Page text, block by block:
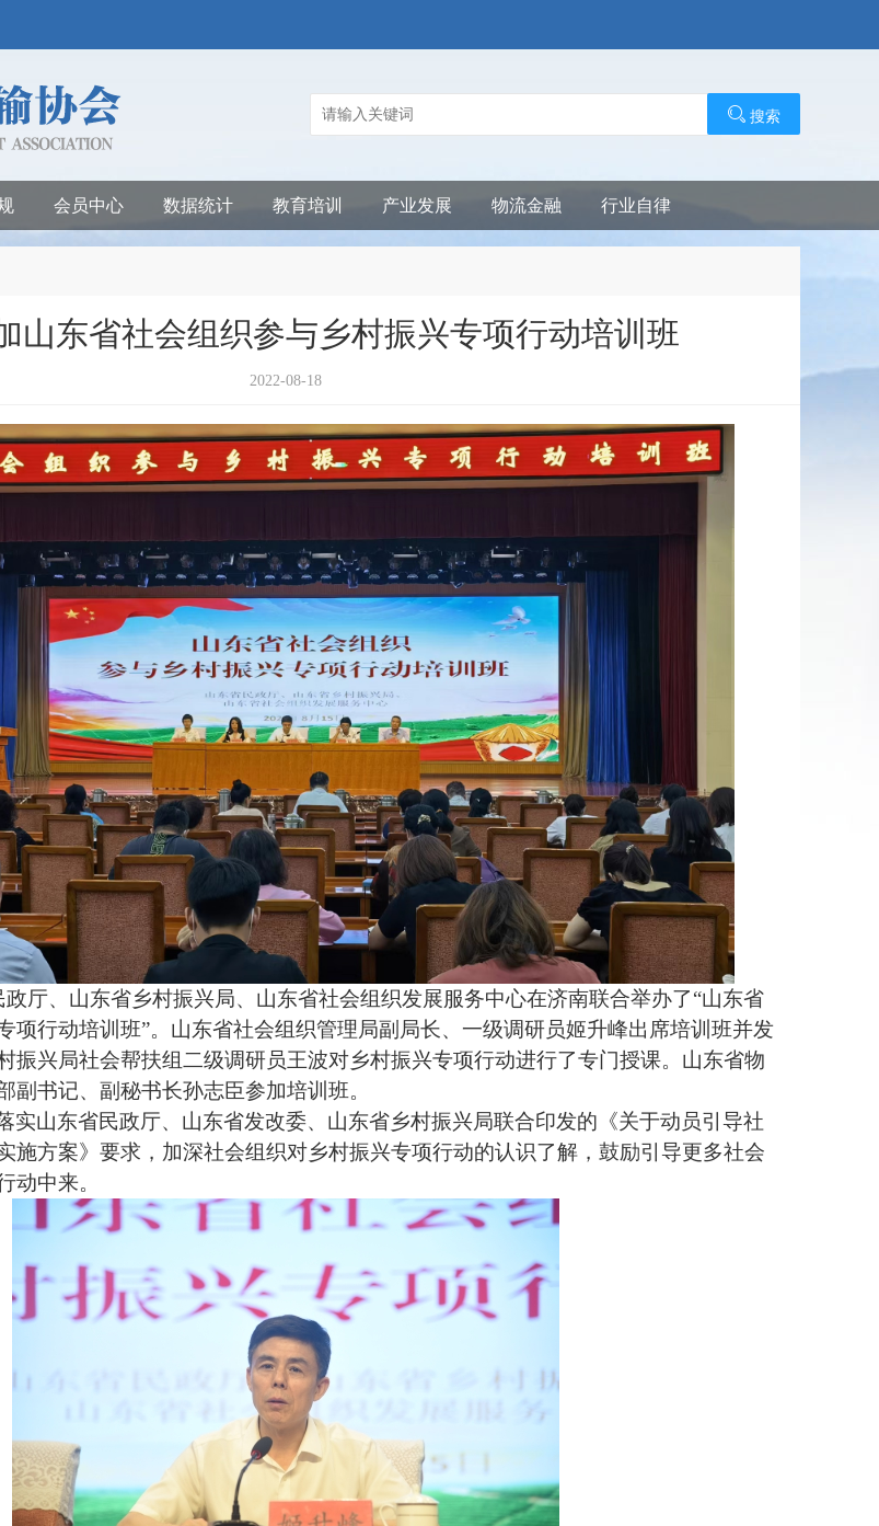
搜索
会员中心 数据统计 教育培训 产业发展 物流金融 行业自律
山东省社会组织参与乡村振兴专项行动培训班
2022-08-18
政厅、山东省乡村振兴局、山东省社会组织发展服务中心在济南联合举办了“山东省
项行动培训班”。山东省社会组织管理局副局长、一级调研员姬升峰出席培训班并发
振兴局社会帮扶组二级调研员王波对乡村振兴专项行动进行了专门授课。山东省物
副书记、副秘书长孙志臣参加培训班。
实山东省民政厅、山东省发改委、山东省乡村振兴局联合印发的《关于动员引导社
施方案》要求，加深社会组织对乡村振兴专项行动的认识了解，鼓励引导更多社会
动中来。